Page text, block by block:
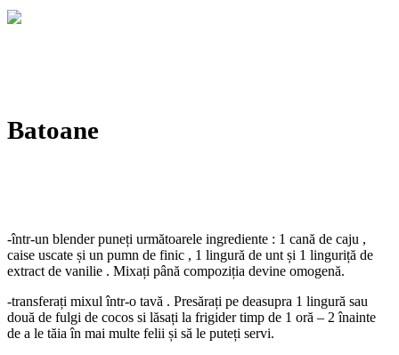
Batoane
-într-un blender puneți următoarele ingrediente : 1 cană de caju ,
caise uscate și un pumn de finic , 1 lingură de unt și 1 linguriță de
extract de vanilie . Mixați până compoziția devine omogenă.
-transferați mixul într-o tavă . Presărați pe deasupra 1 lingură sau
două de fulgi de cocos si lăsați la frigider timp de 1 oră – 2 înainte
de a le tăia în mai multe felii și să le puteți servi.